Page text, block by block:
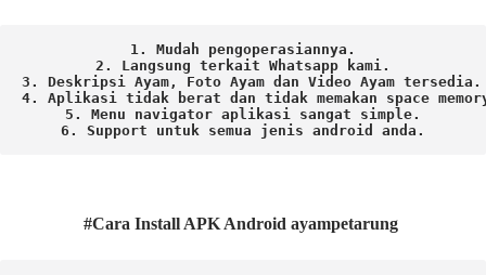
1. Mudah pengoperasiannya.
2. Langsung terkait Whatsapp kami.
3. Deskripsi Ayam, Foto Ayam dan Video Ayam tersedia.
4. Aplikasi tidak berat dan tidak memakan space
5. Menu navigator aplikasi sangat simple.
6. Support untuk semua jenis android anda.
#Cara Install APK Android ayampetarung